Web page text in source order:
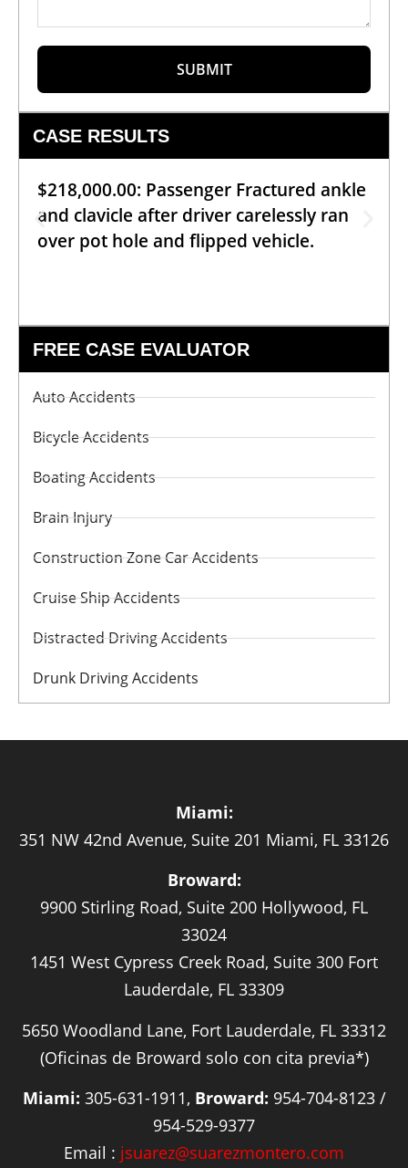
SUBMIT
CASE RESULTS
$218,000.00: Passenger Fractured ankle
and clavicle after driver carelessly ran
over pot hole and flipped vehicle.
FREE CASE EVALUATOR
Auto Accidents
Bicycle Accidents
Boating Accidents
Brain Injury
Construction Zone Car Accidents
Cruise Ship Accidents
Distracted Driving Accidents
Drunk Driving Accidents
Miami:
351 NW 42nd Avenue, Suite 201 Miami, FL 33126
Broward:
9900 Stirling Road, Suite 200 Hollywood, FL
33024
1451 West Cypress Creek Road, Suite 300 Fort
Lauderdale, FL 33309
5650 Woodland Lane, Fort Lauderdale, FL 33312
(Oficinas de Broward solo con cita previa*)
Miami: 305-631-1911, Broward: 954-704-8123 /
954-529-9377
Email : jsuarez@suarezmontero.com